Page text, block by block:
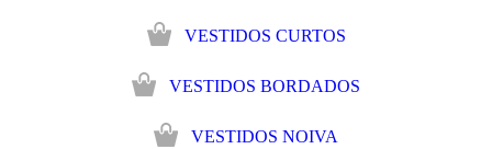
VESTIDOS CURTOS
VESTIDOS BORDADOS
VESTIDOS NOIVA